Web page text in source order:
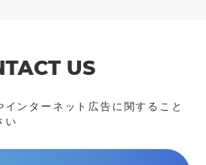
US
ンターネット広告に 関すること
い